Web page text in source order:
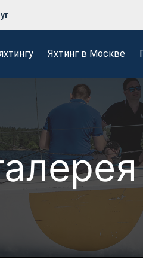
Яхтинг в Москве